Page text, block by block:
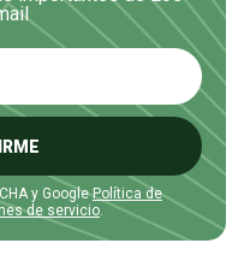
y GooglePolítica de
de servicio